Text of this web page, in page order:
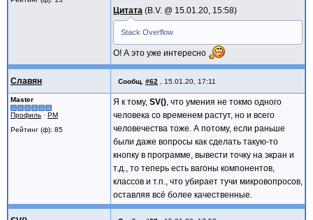
Цитата B.V. @ 15.01.20, 15:58
Stack Overflow
О! А это уже интересно
Славян Сообщ. #62 15.01.20, 17:11
Master
Профиль · PM
Рейтинг (ф): 85
Я к тому, SV(), что умения не токмо одного
человека со временем растут, но и всего
человечества тоже. А потому, если раньше
были даже вопросы как сделать такую-то
кнопку в программе, вывести точку на экран и
т.д., то теперь есть вагоны компонентов,
классов и т.п., что убирает тучи микровопросов,
оставляя всё более качественные.